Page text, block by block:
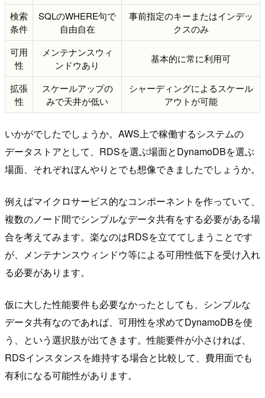
検索
条件
SQLのWHERE句で
自由自在
事前指定のキーまたはインデッ
クスのみ
可用
性
メンテナンスウィ
ンドウあり
基本的に常に利用可
拡張
性
スケールアップの
みで天井が低い
シャーディングによるスケール
アウトが可能
いかがでしたでしょうか。AWS上で稼働するシステムの
データストアとして、RDSを選ぶ場面とDynamoDBを選ぶ
場面、それぞれぼんやりとでも想像できましたでしょうか。
例えばマイクロサービス的なコンポーネントを作っていて、
複数のノード間でシンプルなデータ共有をする必要がある場
合を考えてみます。楽なのはRDSを立ててしまうことです
が、メンテナンスウィンドウ等による可用性低下を受け入れ
る必要があります。
仮に大した性能要件も必要なかったとしても、シンプルな
データ共有なのであれば、可用性を求めてDynamoDBを使
う、という選択肢が出てきます。性能要件が小さければ、
RDSインスタンスを維持する場合と比較して、費用面でも
有利になる可能性があります。